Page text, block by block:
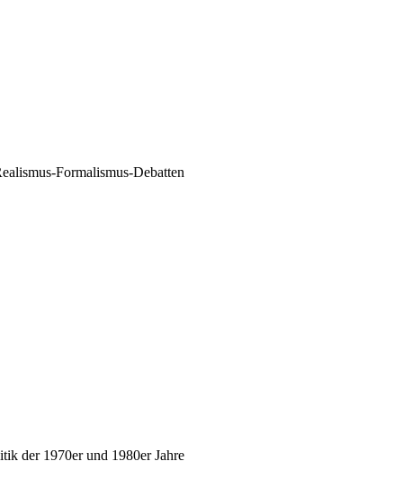
Formalismus-Debatten
der 1970er und 1980er Jahre